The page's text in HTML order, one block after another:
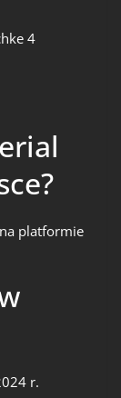
4
platformie
r.